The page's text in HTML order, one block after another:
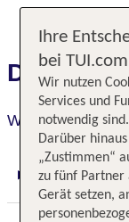
Das
Wyndham
Digitaler
Ihre
bei TUI.com
Wir nutzen
Services und
notwendig sind.
Darüber
„Zustimmen“
zu fünf Partner
Gerät setzen,